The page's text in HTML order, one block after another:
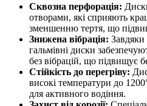
Сквозна перфорація:
отворами, які сприяють
зменшенню тертя, що
Знижена вібрація: Завдяки
гальмівні диски
без вібрацій, що підвищує
Стійкість до перегріву:
високі температури до
для активного водіння.